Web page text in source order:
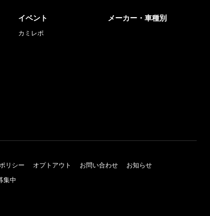
イベント
カミレポ
メーカー・車種別
リシー オプトアウト お問い合わせ
お知らせ
集中